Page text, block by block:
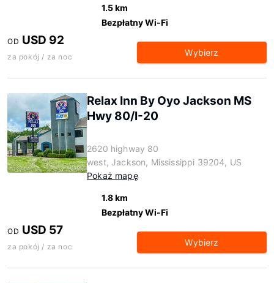
1.5 km
Bezpłatny Wi-Fi
OD USD 92
za pokój / za noc Wybierz
Relax Inn By Oyo Jackson MS
Hwy 80/I-20
2620 highway 80
west, Jackson, Mississippi 39204, US
Pokaż mapę
1.8 km
Bezpłatny Wi-Fi
OD USD 57
za pokój / za noc Wybierz